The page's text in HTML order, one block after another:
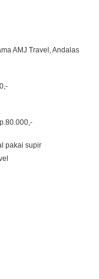
AMJ Travel, Andalas
pakai supir